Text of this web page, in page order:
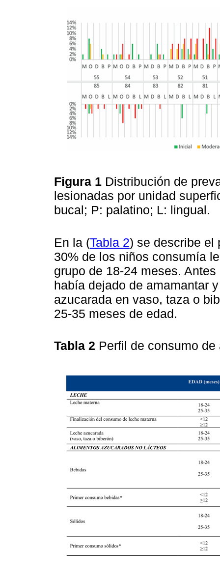
Figura 1 Distribución de
lesionadas por unidad
bucal; P: palatino; L: lingual.
En la (Tabla 2) se describe el
30% de los niños consumía
grupo de 18-24 meses.
había dejado de amamantar
azucarada en vaso, taza o
25-35 meses de edad.
Tabla 2 Perfil de consumo